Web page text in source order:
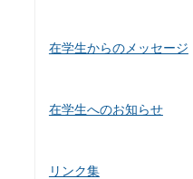
在学生からのメッセージ
在学生へのお知らせ
リンク集